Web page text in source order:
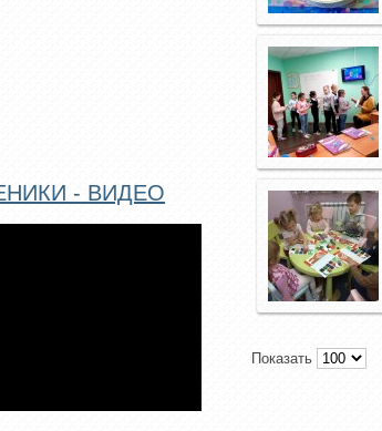
Показать
- ВИДЕО